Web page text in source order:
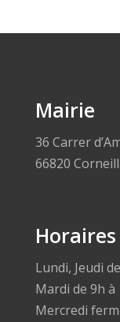
Mairie
36 Carrer
66820
Horaires
Lundi, Jeudi
Mardi de 9h à
Mercredi